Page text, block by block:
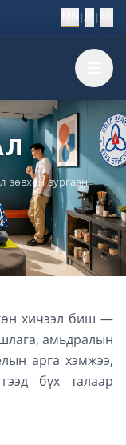
| |
зөвхөн зургаан
хичээл биш —
амьдралын
арга хэмжээ,
бүх талаар